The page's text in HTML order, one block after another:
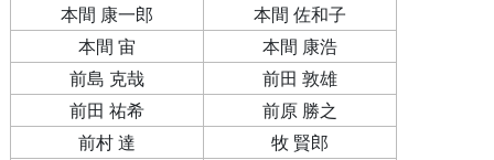
本間 康一郎
本間 佐和子
本間 宙
本間 康浩
前島 克哉
前田 敦雄
前田 祐希
前原 勝之
前村 達
牧 賢郎